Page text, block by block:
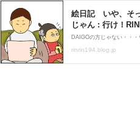
絵日記 いや、そ
じゃん : 行け！
Powered by ライ
rinrin194.blog.jp